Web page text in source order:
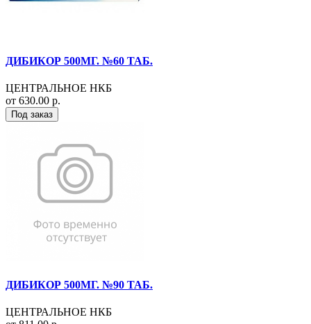
ДИБИКОР 500МГ. №60 ТАБ.
ЦЕНТРАЛЬНОЕ НКБ
от 630.00 р.
Под заказ
ДИБИКОР 500МГ. №90 ТАБ.
ЦЕНТРАЛЬНОЕ НКБ